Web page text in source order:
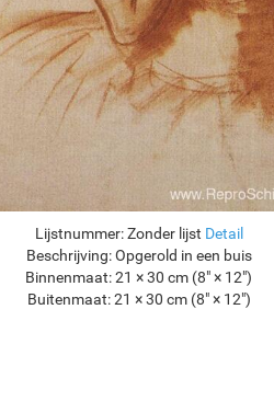
Lijstnummer: Zonder lijst Detail
Beschrijving: Opgerold in een buis
Binnenmaat: 21 × 30 cm (8" × 12")
Buitenmaat: 21 × 30 cm (8" × 12")